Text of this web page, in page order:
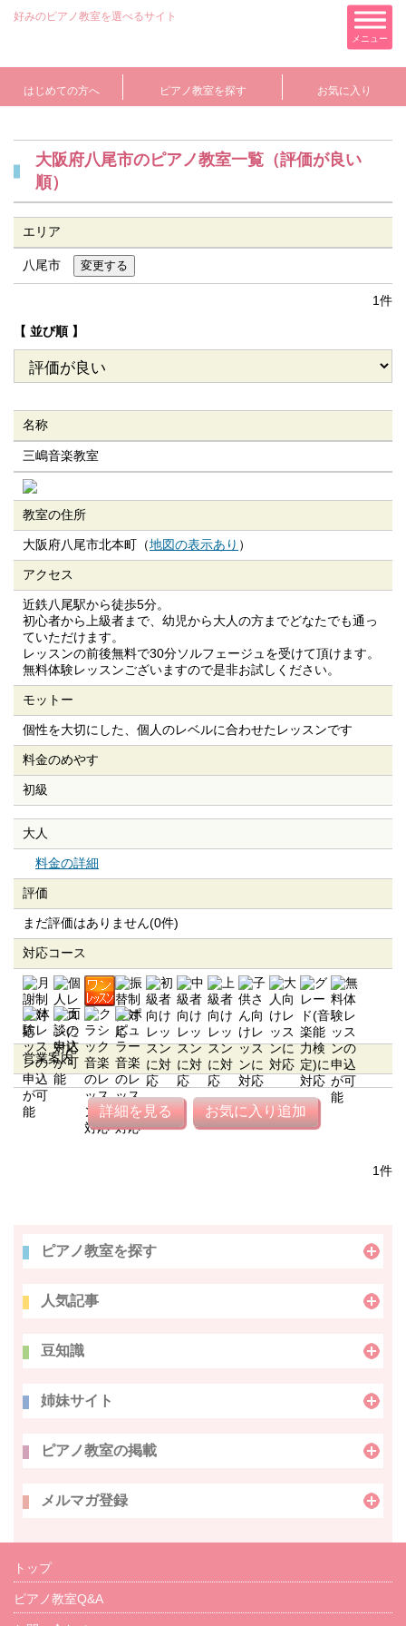
好みのピアノ教室を選べるサイト
メニュー
はじめての方へ ピアノ教室を探す お気に入り
大阪府八尾市のピアノ教室一覧（評価が良い
順）
エリア
八尾市
1件
【 並び順 】
名称
三嶋音楽教室
教室の住所
大阪府八尾市北本町（地図の表示あり ）
アクセス
近鉄八尾駅から徒歩5分。
初心者から上級者まで、幼児から大人の方までどなたでも通っ
ていただけます。
レッスンの前後無料で30分ソルフェージュを受けて頂けます。
無料体験レッスンございますので是非お試しください。
モットー
個性を大切にした、個人のレベルに合わせたレッスンです
料金のめやす
初級
大人
料金の詳細
評価
まだ評価はありません(0件)
対応コース
営業案内
詳細を見る お気に入り追加
1件
ピアノ教室を探す
人気記事
豆知識
姉妹サイト
ピアノ教室の掲載
メルマガ登録
トップ
ピアノ教室Q&A